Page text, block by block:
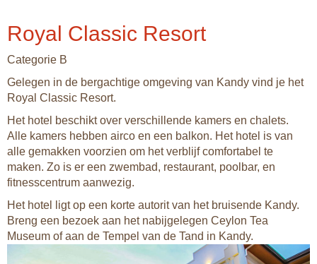
Royal Classic Resort
Categorie B
Gelegen in de bergachtige omgeving van Kandy vind je het
Royal Classic Resort.
Het hotel beschikt over verschillende kamers en chalets.
Alle kamers hebben airco en een balkon. Het hotel is van
alle gemakken voorzien om het verblijf comfortabel te
maken. Zo is er een zwembad, restaurant, poolbar, en
fitnesscentrum aanwezig.
Het hotel ligt op een korte autorit van het bruisende Kandy.
Breng een bezoek aan het nabijgelegen Ceylon Tea
Museum of aan de Tempel van de Tand in Kandy.